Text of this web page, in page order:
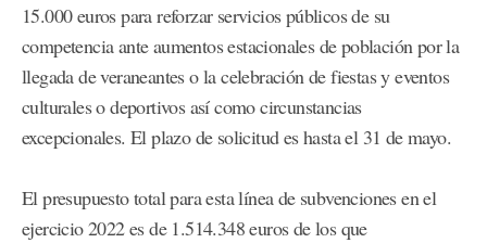
15.000 euros para reforzar servicios públicos de su
competencia ante aumentos estacionales de población por la
llegada de veraneantes o la celebración de fiestas y eventos
culturales o deportivos así como circunstancias
excepcionales. El plazo de solicitud es hasta el 31 de mayo.
El presupuesto total para esta línea de subvenciones en el
ejercicio 2022 es de 1.514.348 euros de los que